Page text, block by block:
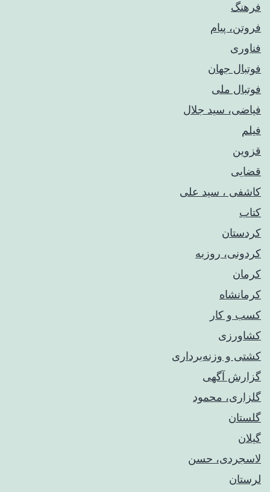
فرهنگ
فروتن، پیام
فناوری
فوتبال جهان
فوتبال ملی
فیاضی، سید جلال
فیلم
قزوین
قضایی
کاشفی ، سید علی
کتاب
کردستان
کردونی، روزبه
کرمان
کرمانشاه
کسب و کار
کشاورزی
کشتی و وزنه‌برداری
گزارش آگهی
گلزاری، محمود
گلستان
گیلان
لاسجردی، حسن
لرستان